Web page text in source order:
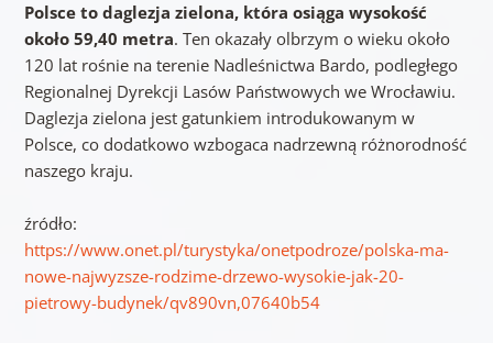
Polsce to daglezja zielona, która osiąga wysokość
około 59,40 metra. Ten okazały olbrzym o wieku około
120 lat rośnie na terenie Nadleśnictwa Bardo, podległego
Regionalnej Dyrekcji Lasów Państwowych we Wrocławiu.
Daglezja zielona jest gatunkiem introdukowanym w
Polsce, co dodatkowo wzbogaca nadrzewną różnorodność
naszego kraju.
źródło:
https://www.onet.pl/turystyka/onetpodroze/polska-ma-
nowe-najwyzsze-rodzime-drzewo-wysokie-jak-20-
pietrowy-budynek/qv890vn,07640b54